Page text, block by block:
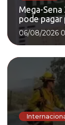
Mega-
pode pagar
06/08/2026